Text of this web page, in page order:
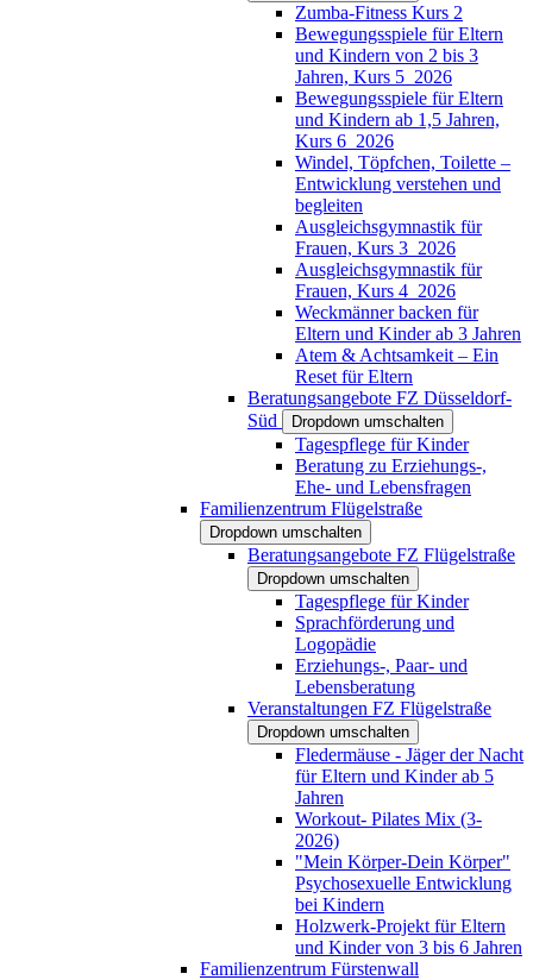
Zumba-Fitness Kurs 2
Bewegungsspiele für Eltern
und Kindern von 2 bis 3
Jahren, Kurs 5_2026
Bewegungsspiele für Eltern
und Kindern ab 1,5 Jahren,
Kurs 6_2026
Windel, Töpfchen, Toilette –
Entwicklung verstehen und
begleiten
Ausgleichsgymnastik für
Frauen, Kurs 3_2026
Ausgleichsgymnastik für
Frauen, Kurs 4_2026
Weckmänner backen für
Eltern und Kinder ab 3 Jahren
Atem & Achtsamkeit – Ein
Reset für Eltern
Beratungsangebote FZ Düsseldorf-
Süd
Dropdown umschalten
Tagespflege für Kinder
Beratung zu Erziehungs-,
Ehe- und Lebensfragen
Familienzentrum Flügelstraße
Dropdown umschalten
Beratungsangebote FZ Flügelstraße
Dropdown umschalten
Tagespflege für Kinder
Sprachförderung und
Logopädie
Erziehungs-, Paar- und
Lebensberatung
Veranstaltungen FZ Flügelstraße
Dropdown umschalten
Fledermäuse - Jäger der Nacht
für Eltern und Kinder ab 5
Jahren
Workout- Pilates Mix (3-
2026)
"Mein Körper-Dein Körper"
Psychosexuelle Entwicklung
bei Kindern
Holzwerk-Projekt für Eltern
und Kinder von 3 bis 6 Jahren
Familienzentrum Fürstenwall